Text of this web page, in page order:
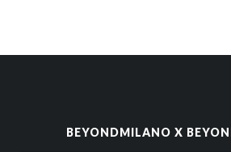
BEYONDMILANO X